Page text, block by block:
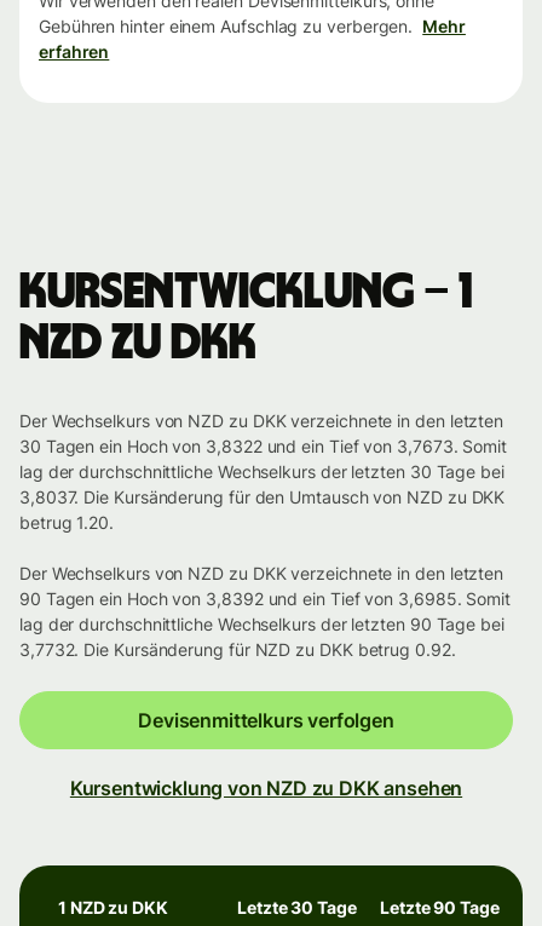
Gebühren hinter einem Aufschlag zu verbergen. Mehr
erfahren
Kursentwicklung – 1
NZD zu DKK
Der Wechselkurs von NZD zu DKK verzeichnete in den letzten
30 Tagen ein Hoch von 3,8322 und ein Tief von 3,7673. Somit
lag der durchschnittliche Wechselkurs der letzten 30 Tage bei
3,8037. Die Kursänderung für den Umtausch von NZD zu DKK
betrug 1.20.
Der Wechselkurs von NZD zu DKK verzeichnete in den letzten
90 Tagen ein Hoch von 3,8392 und ein Tief von 3,6985. Somit
lag der durchschnittliche Wechselkurs der letzten 90 Tage bei
3,7732. Die Kursänderung für NZD zu DKK betrug 0.92.
Devisenmittelkurs verfolgen
Kursentwicklung von NZD zu DKK ansehen
1 NZD zu DKK Letzte 30 Tage Letzte 90 Tage